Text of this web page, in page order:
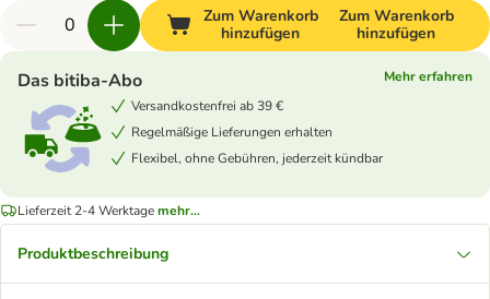
Zum Warenkorb
hinzufügen
Zum Warenkorb
hinzufügen
Das bitiba-Abo
Mehr erfahren
Versandkostenfrei ab 39 €
Regelmäßige Lieferungen erhalten
Flexibel, ohne Gebühren, jederzeit kündbar
Lieferzeit 2-4 Werktagemehr...
Produktbeschreibung